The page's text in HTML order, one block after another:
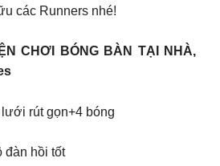
các Runners nhé!
CHƠI BÓNG BÀN TẠI NHÀ,
rút gọn+4 bóng
đàn hồi tốt